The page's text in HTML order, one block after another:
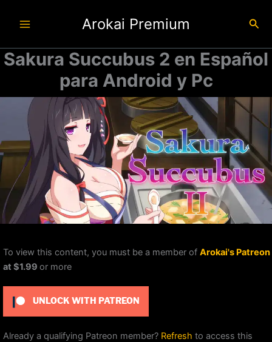
Arokai Premium
Sakura Succubus 2 en Español
para Android y Pc
To view this content, you must be a member of Arokai's Patreon
at $1.99 or more
UNLOCK WITH PATREON
Already a qualifying Patreon member? Refresh to access this